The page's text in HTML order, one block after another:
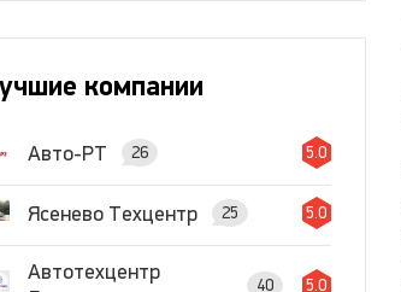
компании
Авто-РТ 26 5.0
Ясенево Техцентр 25 5.0
Автотехцентр
40 5.0